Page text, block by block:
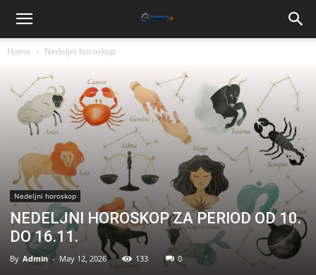
Home Nedeljni horoskop
Nedeljni horoskop
NEDELJNI HOROSKOP ZA PERIOD OD 10.
DO 16.11.
By Admin - May 12, 2026 133 0